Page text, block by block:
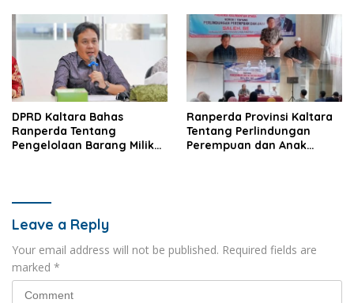
DPRD Kaltara Bahas
Ranperda Tentang
Pengelolaan Barang Milik
Ranperda Provinsi Kaltara
Tentang Perlindungan
Perempuan dan Anak
Leave a Reply
Your email address will not be published. Required fields are
marked *